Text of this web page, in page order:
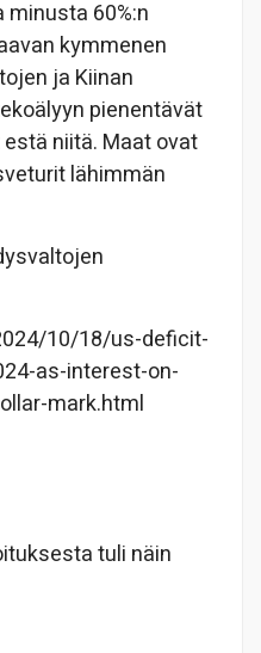
60%:n
kymmenen
ja Kiinan
pienentävät
niitä. Maat ovat
lähimmän
10/18/us-deficit-
as-interest-on-
mark.html
tuli näin